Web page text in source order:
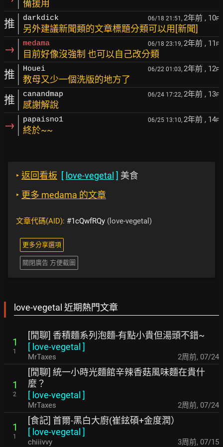
備援用
推 darkdick 06/18 21:51, 2年前 , 10F
另外建議新聞類的文章標題分類可以用[新聞]
→ medama 06/18 23:19, 2年前 , 11 F
目前好像沒強制 也可以自己改分類
推 Houei 06/22 01:03, 2年前 , 12F
教母又少一個洗版的地方了
推 canandmap 06/24 17:22, 2年前 , 13F
感謝解說
→ papaisno1 06/25 13:10, 2年前 , 14F
終於~~
‣ 返回看板 [ love-vegetal ] 美食
‣ 更多 medama 的文章
文章代碼(AID): #1cQwfRQy (love-vegetal)
更多分享選項
關閉廣告 方便截圖
love-vegetal 近期熱門文章
1
1
[閒聊] 香積麵系列泡麵-有點小貴但湯頭不錯~
[ love-vegetal ]
MrTaxes 2周前, 07/24
1
2
[閒聊] 統一小時光麵館辛辣香菇風味麵在貴什
麼？
[ love-vegetal ]
MrTaxes 2周前, 07/24
1
1
[食記] 首爾-黑白大廚(崔鉉碩+金度潤）
[ love-vegetal ]
chiiivvy 3周前, 07/15